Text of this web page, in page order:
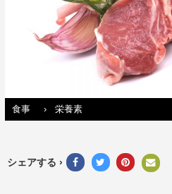
食事 › 栄養素
シェアする ›